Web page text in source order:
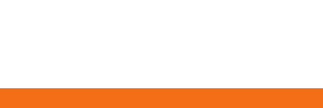
opciones